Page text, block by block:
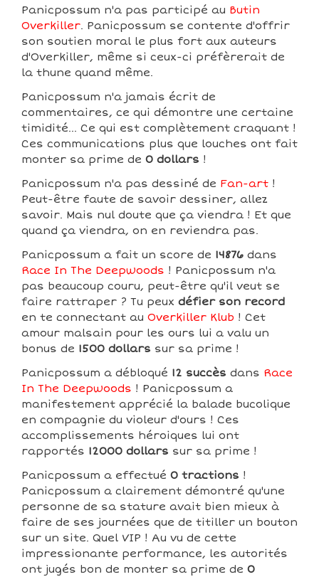
Panicpossum n'a pas participé au Butin
Overkiller. Panicpossum se contente d'offrir
son soutien moral le plus fort aux auteurs
d'Overkiller, même si ceux-ci préfèrerait de
la thune quand même.
Panicpossum n'a jamais écrit de
commentaires, ce qui démontre une certaine
timidité... Ce qui est complètement craquant !
Ces communications plus que louches ont fait
monter sa prime de 0 dollars !
Panicpossum n'a pas dessiné de Fan-art !
Peut-être faute de savoir dessiner, allez
savoir. Mais nul doute que ça viendra ! Et que
quand ça viendra, on en reviendra pas.
Panicpossum a fait un score de 14876 dans
Race In The Deepwoods ! Panicpossum n'a
pas beaucoup couru, peut-être qu'il veut se
faire rattraper ? Tu peux défier son record
en te connectant au Overkiller Klub ! Cet
amour malsain pour les ours lui a valu un
bonus de 1500 dollars sur sa prime !
Panicpossum a débloqué 12 succès dans Race
In The Deepwoods ! Panicpossum a
manifestement apprécié la balade bucolique
en compagnie du violeur d'ours ! Ces
accomplissements héroiques lui ont
rapportés 12000 dollars sur sa prime !
Panicpossum a effectué 0 tractions !
Panicpossum a clairement démontré qu'une
personne de sa stature avait bien mieux à
faire de ses journées que de titiller un bouton
sur un site. Quel VIP ! Au vu de cette
impressionante performance, les autorités
ont jugés bon de monter sa prime de 0